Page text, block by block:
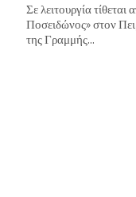
Σε λειτουργία
Ποσειδώνος» στον
της Γραμμής...